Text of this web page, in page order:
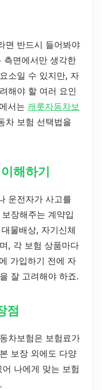
면 반드시 들어봐야
측면에서만 생각한
소일 수 있지만, 자
해야 할 여러 요인
서는 캐롯자동차보
차 보험 선택법을
해하기
운전자가 사고를
장해주는 계약입
물배상, 자기신체
, 각 보험 상품마다
가입하기 전에 자
잘 고려해야 하죠.
점
차보험은 보험료가
보장 외에도 다양
나에게 맞는 보험